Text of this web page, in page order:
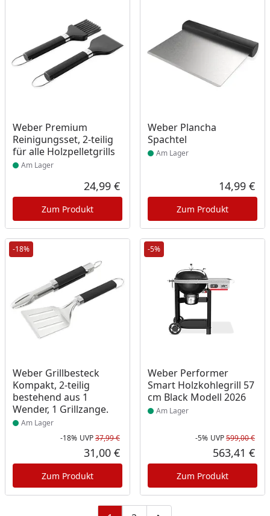
Weber Premium
Reinigungsset, 2-teilig
für alle Holzpelletgrills
Produkt am Lager
Am Lager
Aktueller Preis
24,99 €
Zum Produkt
Weber Plancha
Spachtel
Produkt am Lager
Am Lager
14,99 €
Zum Produkt
-18%
Weber Grillbesteck
Kompakt, 2-teilig
bestehend aus 1
Wender, 1 Grillzange.
Produkt am Lager
Am Lager
Rabatt in Prozent
-18%
Ursprünglicher Preis
UVP37,99 €
Aktueller Preis
31,00 €
Zum Produkt
-5%
Weber Performer
Smart Holzkohlegrill 57
cm Black Modell 2026
Produkt am Lager
Am Lager
-5% UVP599,00 €
563,41 €
Zum Produkt